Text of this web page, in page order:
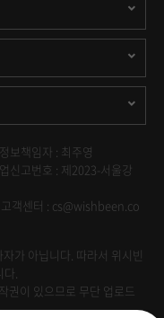
보책임자 : 최주영
신고번호 : 제2023-서울강
고객센터 : cs@wishbeen.co
가 아닙니다. 따라서 위시빈
.
권이 있으므로 무단 업로드